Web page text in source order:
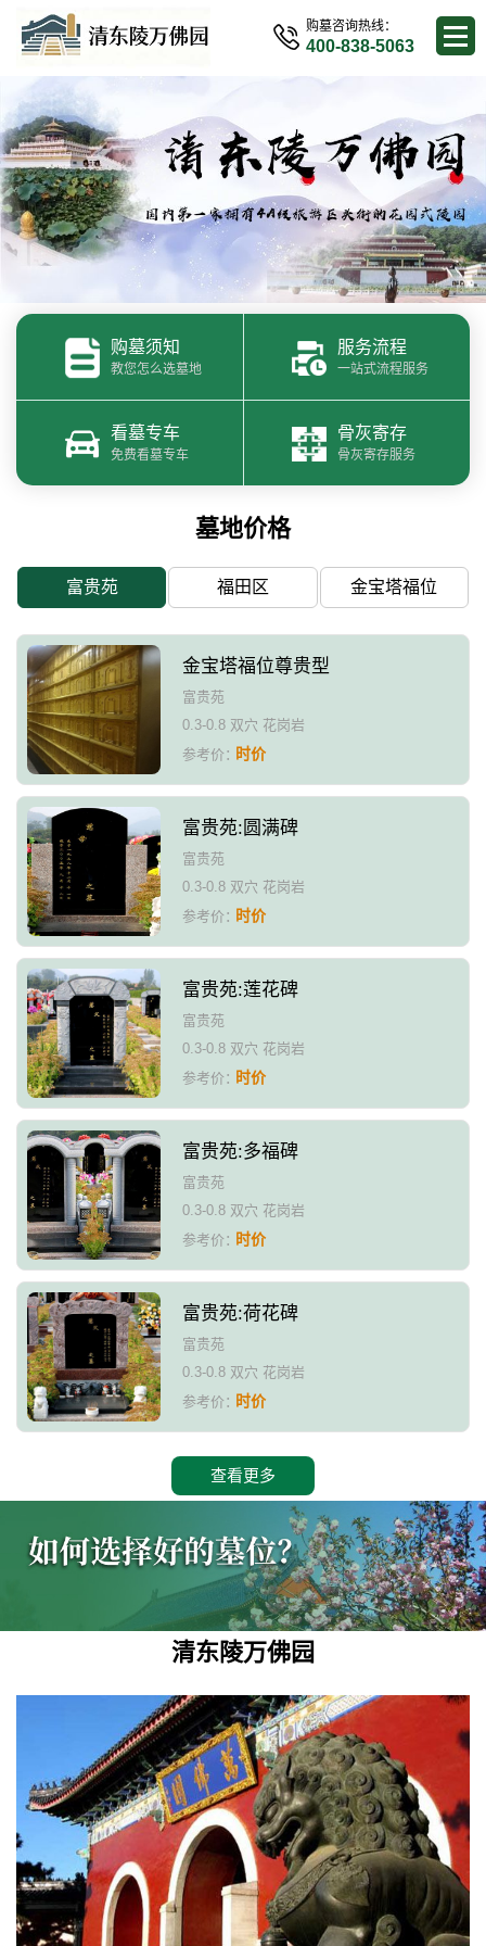
购墓咨询热线：
400-838-5063
购墓须知
教您怎么选墓地
服务流程
一站式流程服务
看墓专车
免费看墓专车
骨灰寄存
骨灰寄存服务
墓地价格
富贵苑 福田区 金宝塔福位
金宝塔福位尊贵型
富贵苑
0.3-0.8 双穴 花岗岩
参考价：时价
富贵苑:圆满碑
富贵苑
0.3-0.8 双穴 花岗岩
参考价：时价
富贵苑:莲花碑
富贵苑
0.3-0.8 双穴 花岗岩
参考价：时价
富贵苑:多福碑
富贵苑
0.3-0.8 双穴 花岗岩
参考价：时价
富贵苑:荷花碑
富贵苑
0.3-0.8 双穴 花岗岩
参考价：时价
查看更多
清东陵万佛园